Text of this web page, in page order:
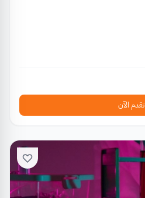
تقدم الآن